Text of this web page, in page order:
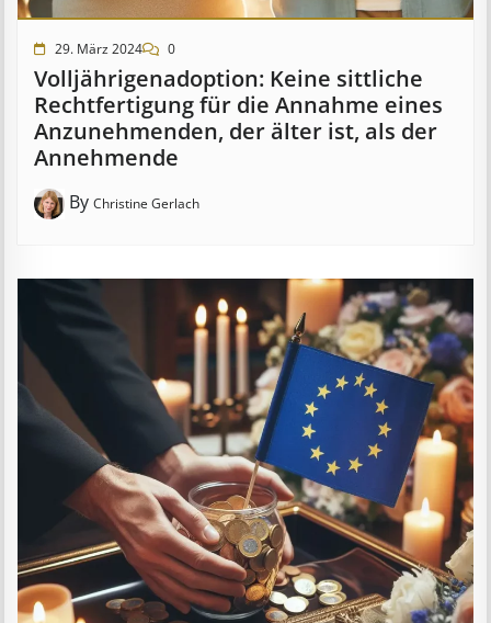
29. März 2024 0
Voll­jährigen­­adopt­ion:­ Keine sitt­­liche
Recht­­fertig­ung für die An­­nahme eines
An­­zu­­nehm­­en­den, der älter ist, als der
An­­neh­m­en­de
ByChristine Gerlach